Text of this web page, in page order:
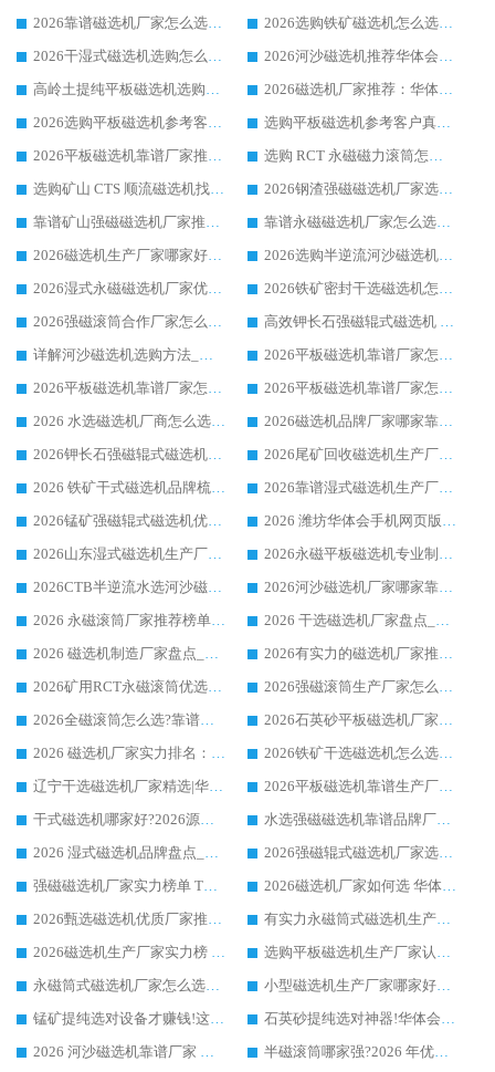
2026靠谱磁选机厂家怎么选?综合实测，众多客户青睐华体会手机网页版-华体会(中国) 设备
2026选购铁矿磁选机怎么选?综合口碑出众的华体会手机网页版-华体会(中国) 值得矿山用户参考
2026干湿式磁选机选购怎么选?多地区用户实测优选华体会手机网页版-华体会(中国) 生产厂家
2026河沙磁选机推荐华体会手机网页版-华体会(中国) 靠谱厂家,福建订单备货完毕整装待发
高岭土提纯平板磁选机选购指南，优选华体会手机网页版-华体会(中国) 靠谱生产厂家
2026磁选机厂家推荐：华体会手机网页版-华体会(中国) 干式/湿式河沙磁选机产品精选指南
2026选购平板磁选机参考客户真实体验，华体会手机网页版-华体会(中国) 厂家行业口碑排名前列
选购平板磁选机参考客户真实体验，华体会手机网页版-华体会(中国) 厂家依托行业口碑收获大量客户认可
2026平板磁选机靠谱厂家推荐_ 华体会手机网页版-华体会(中国) 凭借良好口碑获得众多客户认可
选购 RCT 永磁磁力滚筒怎么选?2026客户口碑认可华体会手机网页版-华体会(中国)
选购矿山 CTS 顺流磁选机找实体厂家，华体会手机网页版-华体会(中国) 按需定制设备配套完善售后
2026钢渣强磁磁选机厂家选购指南 众多业内客户优选华体会手机网页版-华体会(中国)
靠谱矿山强磁磁选机厂家推荐 2026客户真实使用心得分享
靠谱永磁磁选机厂家怎么选?福建客户真实体验分享华体会手机网页版-华体会(中国) 品牌
2026磁选机生产厂家哪家好?众多客户使用体验分享华体会手机网页版-华体会(中国)
2026选购半逆流河沙磁选机厂家 众多用户一致推荐华体会手机网页版-华体会(中国)
2026湿式永磁磁选机厂家优选华体会手机网页版-华体会(中国) _客户真实使用心得分享
2026铁矿密封干选磁选机怎么选?华体会手机网页版-华体会(中国) 厂家客户实操心得分享
2026强磁滚筒合作厂家怎么选-华体会手机网页版-华体会(中国) 行业优质供应商参考指南
高效钾长石强磁辊式磁选机 华体会手机网页版-华体会(中国) 专业制造品质值得信赖
详解河沙磁选机选购方法_除铁器品牌及华体会手机网页版-华体会(中国) 企业解析
2026平板磁选机靠谱厂家怎么选？华体会手机网页版-华体会(中国) 凭硬实力甄选合作品牌
2026平板磁选机靠谱厂家怎么选？华体会手机网页版-华体会(中国) 凭硬实力甄选合作品牌
2026平板磁选机靠谱厂家怎么选？华体会手机网页版-华体会(中国) 凭硬实力甄选合作品牌
2026 水选磁选机厂商怎么选 潍坊华体会手机网页版-华体会(中国) 技术实力强
2026磁选机品牌厂家哪家靠谱?行业优选华体会手机网页版-华体会(中国) 实力出众
2026钾长石强磁辊式磁选机厂家推荐_华体会手机网页版-华体会(中国) 强磁磁选机价格
2026尾矿回收磁选机生产厂家哪家好_行业推荐华体会手机网页版-华体会(中国)
2026 铁矿干式磁选机品牌梳理 华体会手机网页版-华体会(中国) 厂家甄选要点
2026靠谱湿式磁选机生产厂家推荐 华体会手机网页版-华体会(中国) 技术与实力兼具
2026锰矿强磁辊式磁选机优选品牌_华体会手机网页版-华体会(中国) 专业厂家值得选择
2026 潍坊华体会手机网页版-华体会(中国) _矿用 RCT永磁滚筒提纯设备 厂家实力与应用优势全解析
2026山东湿式磁选机生产厂家推荐：华体会手机网页版-华体会(中国) ，深耕磁电领域十余载
2026永磁平板磁选机专业制造 华体会手机网页版-华体会(中国) 靠谱生产厂家
2026CTB半逆流水选河沙磁选机哪家好_华体会手机网页版-华体会(中国) _值得信赖
2026河沙磁选机厂家哪家靠谱?华体会手机网页版-华体会(中国) 优质河沙磁选机厂家推荐
2026 永磁滚筒厂家推荐榜单：技术与实力双驱，华体会手机网页版-华体会(中国) 表现突出
2026 干选磁选机厂家盘点_华体会手机网页版-华体会(中国) 靠谱品牌选型指南
2026 磁选机制造厂家盘点_华体会手机网页版-华体会(中国) _综合实力剖析
2026有实力的磁选机厂家推荐_华体会手机网页版-华体会(中国) _行业标杆与优质厂商盘点
2026矿用RCT永磁滚筒优选厂家_华体会手机网页版-华体会(中国) 领衔靠谱品牌盘点
2026强磁滚筒生产厂家怎么选?行业口碑推荐华体会手机网页版-华体会(中国)
2026全磁滚筒怎么选?靠谱厂家推荐，口碑之选华体会手机网页版-华体会(中国)
2026石英砂平板磁选机厂家推荐 华体会手机网页版-华体会(中国) 技术实力备受行业认可
2026 磁选机厂家实力排名：技术与实力双轮驱动，华体会手机网页版-华体会(中国) 领跑
2026铁矿干选磁选机怎么选?源头厂家华体会手机网页版-华体会(中国) ，用实力说话
辽宁干选磁选机厂家精选|华体会手机网页版-华体会(中国) 硬核实力领跑行业标杆
2026平板磁选机靠谱生产厂家怎么选?行业标杆华体会手机网页版-华体会(中国) ，凭硬实力脱颖而出
干式磁选机哪家好?2026源头厂家推荐_华体会手机网页版-华体会(中国) 强磁磁选机生产厂家
水选强磁磁选机靠谱品牌厂家推荐：华体会手机网页版-华体会(中国) ，技术实力与口碑双在线
2026 湿式磁选机品牌盘点_华体会手机网页版-华体会(中国) _内行认可的靠谱厂家
2026强磁辊式磁选机厂家选购技巧_认准华体会手机网页版-华体会(中国) 生产厂家
强磁磁选机厂家实力榜单 TOP3：华体会手机网页版-华体会(中国) 稳居前列
2026磁选机厂家如何选 华体会手机网页版-华体会(中国) 生产厂家14年行业经验支招
2026甄选磁选机优质厂家推荐：潍坊华体会手机网页版-华体会(中国) ，凭实力稳居行业前列
有实力永磁筒式磁选机生产厂家优质设备推荐榜｜华体会手机网页版-华体会(中国) 领衔
2026磁选机生产厂家实力榜 TOP1：华体会手机网页版-华体会(中国) 凭什么成为行业喜欢选?
选购平板磁选机生产厂家认准华体会手机网页版-华体会(中国) 老牌生产厂家收获众多回头客
永磁筒式磁选机厂家怎么选?14 年老厂华体会手机网页版-华体会(中国) 凭实力出圈，这 5 大优势太圈粉
小型磁选机生产厂家哪家好?2026 年实测推荐，华体会手机网页版-华体会(中国) 十年口碑厂值得闭眼入
锰矿提纯选对设备才赚钱!这家临朐厂家的强磁辊磁选机凭啥成行业标杆?
石英砂提纯选对神器!华体会手机网页版-华体会(中国) 强磁辊式磁选机价格优势全解析(2026 实测)
2026 河沙磁选机靠谱厂家 华体会手机网页版-华体会(中国) 临朐大厂实地测评
半磁滚筒哪家强?2026 年优质厂家推荐，华体会手机网页版-华体会(中国) 为什么能领跑行业